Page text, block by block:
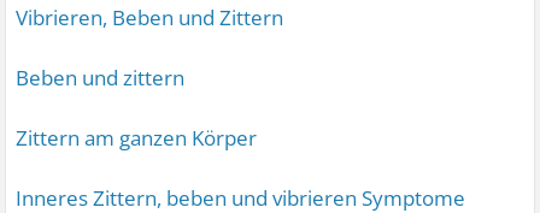
Vibrieren, Beben und Zittern
Beben und zittern
Zittern am ganzen Körper
Inneres Zittern, beben und vibrieren Symptome